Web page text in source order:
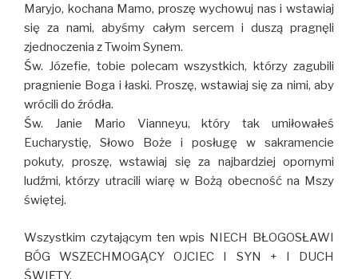
Maryjo, kochana Mamo, proszę wychowuj nas i wstawiaj
się za nami, abyśmy całym sercem i duszą pragnęli
zjednoczenia z Twoim Synem.
Św. Józefie, tobie polecam wszystkich, którzy zagubili
pragnienie Boga i łaski. Proszę, wstawiaj się za nimi, aby
wrócili do źródła.
Św. Janie Mario Vianneyu, który tak umiłowałeś
Eucharystię, Słowo Boże i posługę w sakramencie
pokuty, proszę, wstawiaj się za najbardziej opornymi
ludźmi, którzy utracili wiarę w Bożą obecność na Mszy
świętej.
Wszystkim czytającym ten wpis NIECH BŁOGOSŁAWI
BÓG WSZECHMOGĄCY OJCIEC I SYN + I DUCH
ŚWIĘTY.